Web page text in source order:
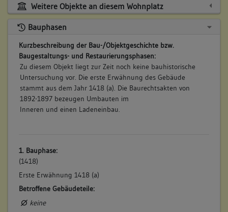
Weitere Objekte an diesem Wohnplatz
Bauphasen
Kurzbeschreibung der Bau-/Objektgeschichte bzw.
Baugestaltungs- und Restaurierungsphasen:
Zu diesem Objekt liegt zur Zeit noch keine bauhistorische
Untersuchung vor. Die erste Erwähnung des Gebäude
stammt aus dem Jahr 1418 (a). Die Baurechtsakten von
1892-1897 bezeugen Umbauten im
Inneren und einen Ladeneinbau.
1. Bauphase:
(1418)
Erste Erwähnung 1418 (a)
Betroffene Gebäudeteile:
keine